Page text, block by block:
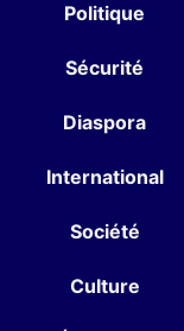
Politique
Sécurité
Diaspora
International
Société
Culture